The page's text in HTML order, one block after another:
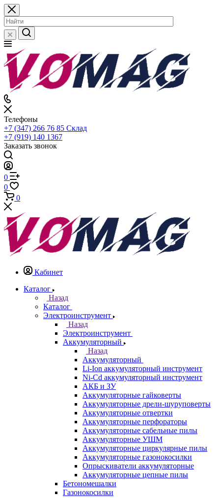
Телефоны
+7 (347) 266 76 85 Склад
+7 (919) 140 1367
Заказать звонок
0
0
0
Кабинет
Каталог
Назад
Каталог
Электроинструмент
Назад
Электроинструмент
Аккумуляторный
Назад
Аккумуляторный
Li-Ion аккумуляторный инструмент
Ni-Cd аккумуляторный инструмент
АКБ и ЗУ
Аккумуляторные гайковерты
Аккумуляторные дрели-шуруповерты
Аккумуляторные отвертки
Аккумуляторные перфораторы
Аккумуляторные сабельные пилы
Аккумуляторные УШМ
Аккумуляторные циркулярные пилы
Аккумуляторные газонокосилки
Опрыскиватели аккумуляторные
Аккумуляторные цепные пилы
Бетономешалки
Газонокосилки